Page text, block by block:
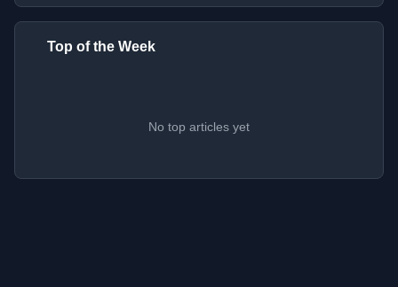
Top of the Week
No top articles yet